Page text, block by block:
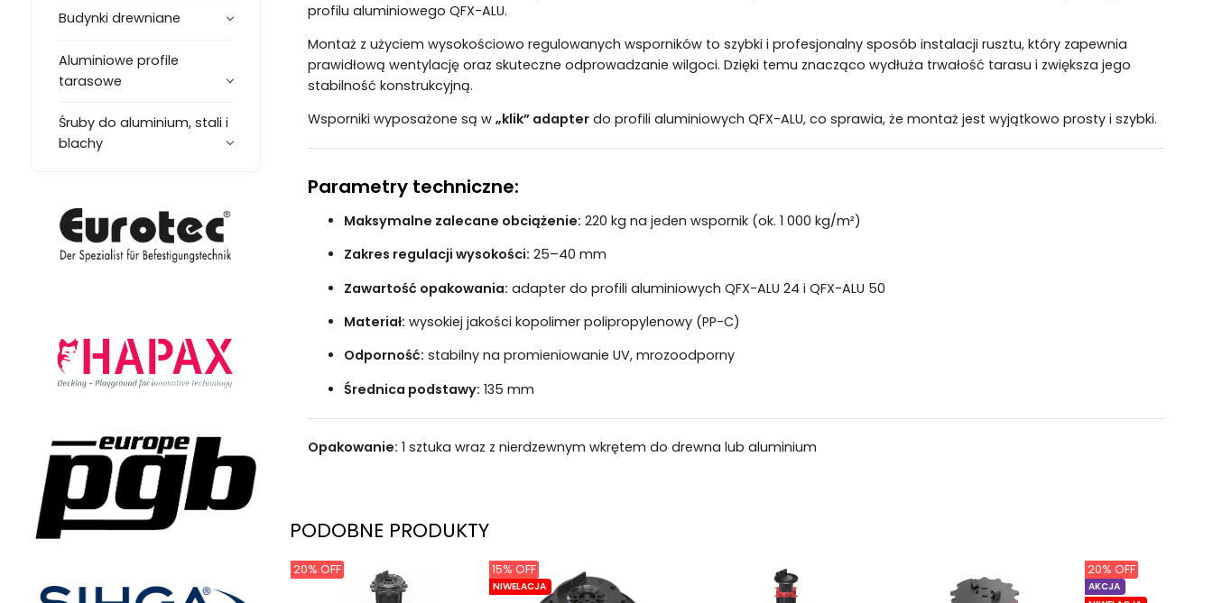
Budynki drewniane
Aluminiowe profile
tarasowe
Śruby do aluminium, stali i
blachy
profilu aluminiowego QFX-ALU.
Montaż z użyciem wysokościowo regulowanych wsporników to szybki i profesjonalny sposób instalacji rusztu, który zapewnia
prawidłową wentylację oraz skuteczne odprowadzanie wilgoci. Dzięki temu znacząco wydłuża trwałość tarasu i zwiększa jego
stabilność konstrukcyjną.
Wsporniki wyposażone są w „klik” adapterdo profili aluminiowych QFX-ALU, co sprawia, że montaż jest wyjątkowo prosty i szybki.
Parametry techniczne:
Maksymalne zalecane obciążenie: 220 kg na jeden wspornik (ok. 1 000 kg/m²)
Zakres regulacji wysokości: 25–40 mm
Zawartość opakowania: adapter do profili aluminiowych QFX-ALU 24 i QFX-ALU 50
Materiał: wysokiej jakości kopolimer polipropylenowy (PP-C)
Odporność: stabilny na promieniowanie UV, mrozoodporny
Średnica podstawy: 135 mm
Opakowanie: 1 sztuka wraz z nierdzewnym wkrętem do drewna lub aluminium
PODOBNE PRODUKTY
20% OFF
NIWELACJA
15% OFF
AKCJA
20% OFF